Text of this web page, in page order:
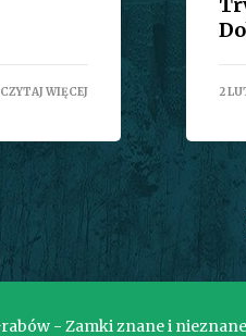
CZYTAJ WIĘCEJ 2
- Zamki znane i